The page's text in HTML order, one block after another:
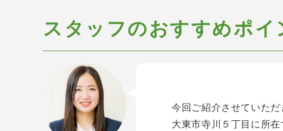
スタッフのおすすめポイ
今回ご紹介させていただ
大東市寺川５丁目に所